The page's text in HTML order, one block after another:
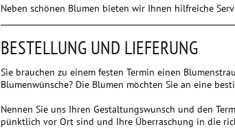
Neben schönen Blumen bieten wir Ihnen hilfreiche
BESTELLUNG UND LIEFERUNG
Sie brauchen zu einem festen Termin einen
Blumenwünsche? Die Blumen möchten Sie an eine
Nennen Sie uns Ihren Gestaltungswunsch und den
pünktlich vor Ort sind und Ihre Überraschung in die